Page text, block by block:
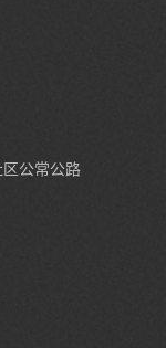
公常公路